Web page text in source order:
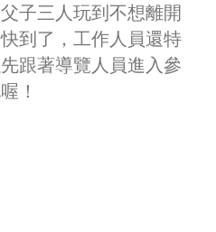
子三人玩到不想離開
到了，工作人員還特
跟著導覽人員進入參
！